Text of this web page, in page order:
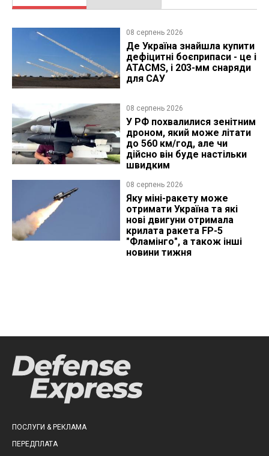
08 серпень 2026
Де Україна знайшла купити
дефіцитні боєприпаси - це і
ATACMS, і 203-мм снаряди
для САУ
08 серпень 2026
У РФ похвалилися зенітним
дроном, який може літати
до 560 км/год, але чи
дійсно він буде настільки
швидким
08 серпень 2026
Яку міні-ракету може
отримати Україна та які
нові двигуни отримала
крилата ракета FP-5
"Фламінго", а також інші
новини тижня
ПОСЛУГИ & РЕКЛАМА
ПЕРЕДПЛАТА